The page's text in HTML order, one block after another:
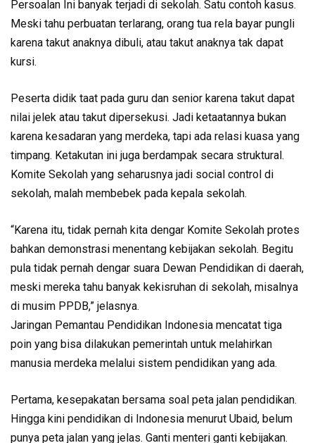
Persoalan Ini banyak terjadi di sekolah. Satu contoh kasus.
Meski tahu perbuatan terlarang, orang tua rela bayar pungli
karena takut anaknya dibuli, atau takut anaknya tak dapat
kursi.
Peserta didik taat pada guru dan senior karena takut dapat
nilai jelek atau takut dipersekusi. Jadi ketaatannya bukan
karena kesadaran yang merdeka, tapi ada relasi kuasa yang
timpang. Ketakutan ini juga berdampak secara struktural.
Komite Sekolah yang seharusnya jadi social control di
sekolah, malah membebek pada kepala sekolah.
“Karena itu, tidak pernah kita dengar Komite Sekolah protes
bahkan demonstrasi menentang kebijakan sekolah. Begitu
pula tidak pernah dengar suara Dewan Pendidikan di daerah,
meski mereka tahu banyak kekisruhan di sekolah, misalnya
di musim PPDB,” jelasnya.
Jaringan Pemantau Pendidikan Indonesia mencatat tiga
poin yang bisa dilakukan pemerintah untuk melahirkan
manusia merdeka melalui sistem pendidikan yang ada.
Pertama, kesepakatan bersama soal peta jalan pendidikan.
Hingga kini pendidikan di Indonesia menurut Ubaid, belum
punya peta jalan yang jelas. Ganti menteri ganti kebijakan.